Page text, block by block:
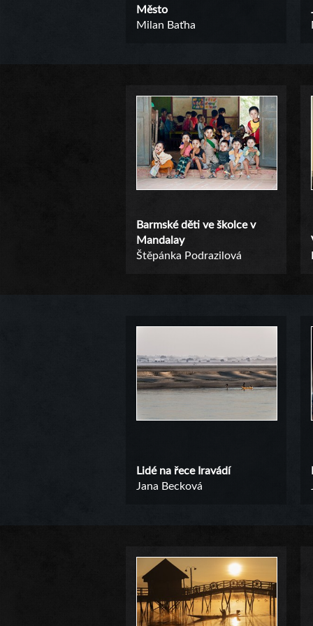
Město
Milan Baťha
Barmské děti ve školce v
Mandalay
Štěpánka Podrazilová
Lidé na řece Iravádí
Jana Becková